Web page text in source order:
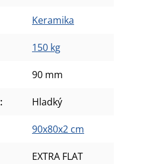
Keramika
150 kg
90 mm
: Hladký
90x80x2 cm
EXTRA FLAT